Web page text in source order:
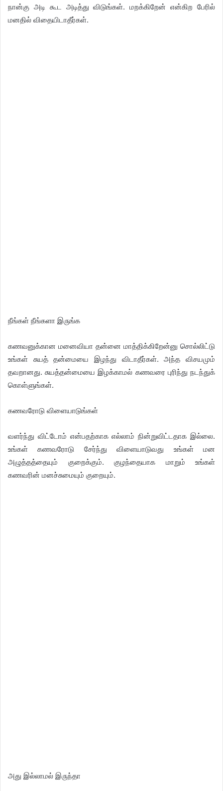
நான்கு அடி கூட அடித்து விடுங்கள். மறக்கிறேன் என்கிற பேரில்
மனதில் விதையிடாதீர்கள்.
நீங்கள் நீங்களா இருங்க
கணவனுக்கான மனைவியா தன்னை மாத்திக்கிறேன்னு சொல்லிட்டு
உங்கள் சுயத் தன்மையை இழந்து விடாதீர்கள். அந்த விசயமும்
தவறானது. சுயத்தன்மையை இழக்காமல் கணவரை புரிந்து நடந்துக்
கொள்ளுங்கள்.
கணவரோடு விளையாடுங்கள்
வளர்ந்து விட்டோம் என்பதற்காக எல்லாம் நின்றுவிட்டதாக இல்லை.
உங்கள் கணவரோடு சேர்ந்து விளையாடுவது உங்கள் மன
அழுத்தத்தையும் குறைக்கும். குழந்தையாக மாறும் உங்கள்
கணவரின் மனச்சுமையும் குறையும்.
அது இல்லாமல் இருந்தா